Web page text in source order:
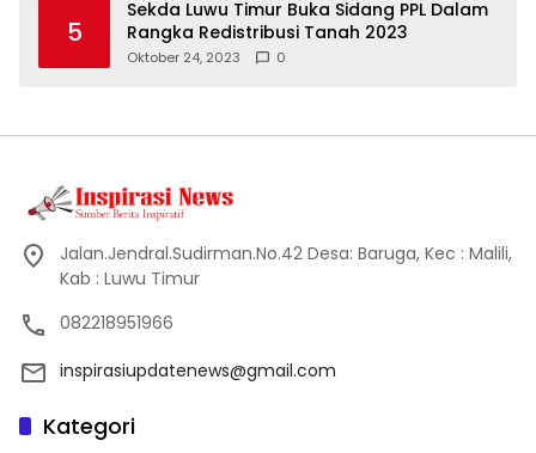
5
Sekda Luwu Timur Buka Sidang PPL Dalam
Rangka Redistribusi Tanah 2023
Oktober 24, 2023 0
Jalan.Jendral.Sudirman.No.42 Desa: Baruga, Kec : Malili,
Kab : Luwu Timur
082218951966
inspirasiupdatenews@gmail.com
Kategori